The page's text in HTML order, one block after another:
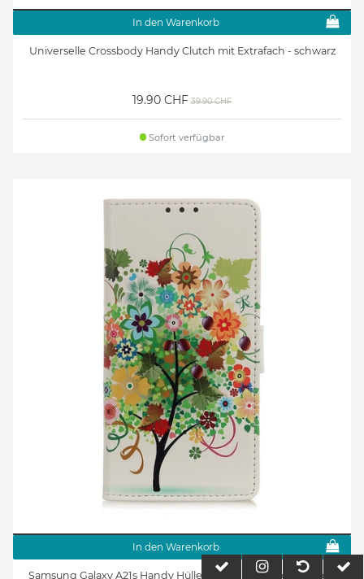
In den Warenkorb
Universelle Crossbody Handy Clutch mit Extrafach - schwarz
19.90 CHF 39.90 CHF
Sofort verfügbar
In den Warenkorb
Samsung Galaxy A21s Handy Hülle - Leder Bookcover Image